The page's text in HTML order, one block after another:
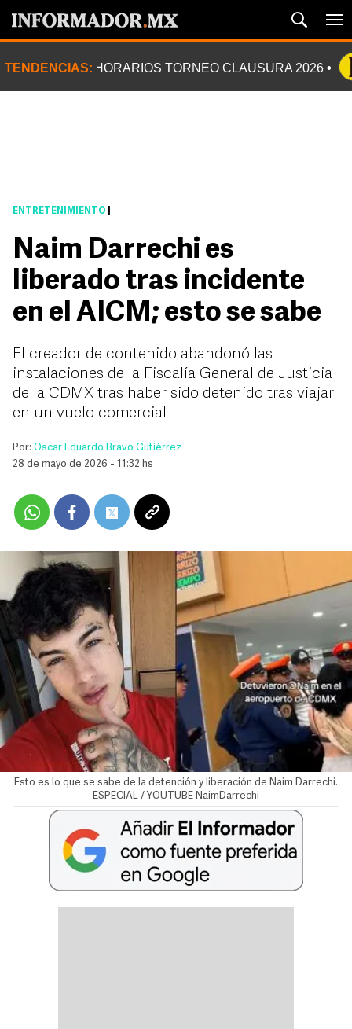
TENDENCIAS: HORARIOS TORNEO CLAUSURA 2026
ENTRETENIMIENTO
Naim Darrechi es
liberado tras incidente
en el AICM; esto se sabe
El creador de contenido abandonó las
instalaciones de la Fiscalía General de Justicia
de la CDMX tras haber sido detenido tras viajar
en un vuelo comercial
Por: Oscar Eduardo Bravo Gutiérrez
28 de mayo de 2026 - 11:32 hs
Esto es lo que se sabe de la detención y liberación de Naim Darrechi.
ESPECIAL / YOUTUBE NaimDarrechi